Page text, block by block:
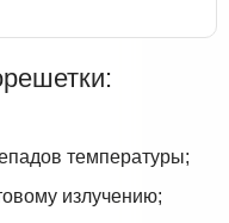
температуры;
излучению;